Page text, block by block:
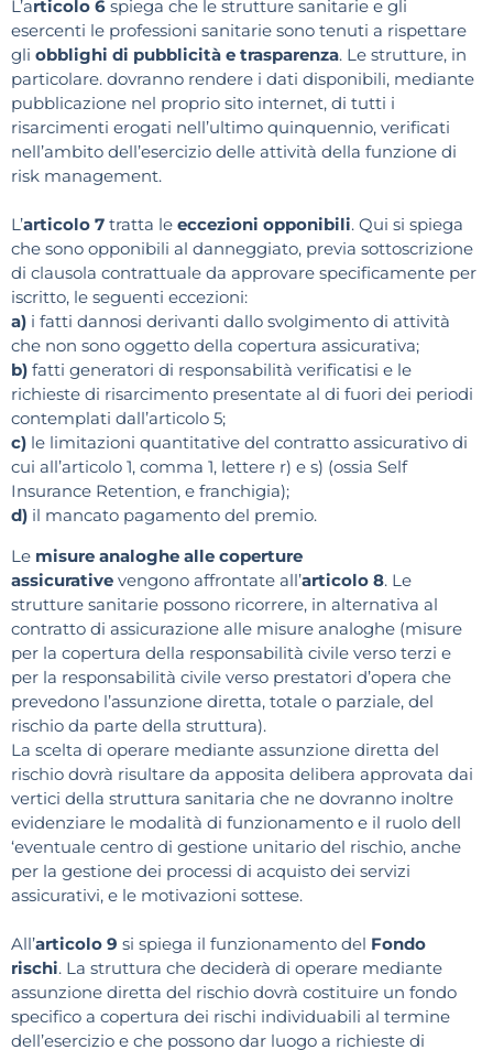
L’articolo 6 spiega che le strutture sanitarie e gli
esercenti le professioni sanitarie sono tenuti a rispettare
gli obblighi di pubblicità e trasparenza. Le strutture, in
particolare. dovranno rendere i dati disponibili, mediante
pubblicazione nel proprio sito internet, di tutti i
risarcimenti erogati nell’ultimo quinquennio, verificati
nell’ambito dell’esercizio delle attività della funzione di
risk management.
L’articolo 7 tratta le eccezioni opponibili. Qui si spiega
che sono opponibili al danneggiato, previa sottoscrizione
di clausola contrattuale da approvare specificamente per
iscritto, le seguenti eccezioni:
a) i fatti dannosi derivanti dallo svolgimento di attività
che non sono oggetto della copertura assicurativa;
b) fatti generatori di responsabilità verificatisi e le
richieste di risarcimento presentate al di fuori dei periodi
contemplati dall’articolo 5;
c) le limitazioni quantitative del contratto assicurativo di
cui all’articolo 1, comma 1, lettere r) e s) (ossia Self
Insurance Retention, e franchigia);
d) il mancato pagamento del premio.
Le misure analoghe alle coperture
assicurative vengono affrontate all’articolo 8. Le
strutture sanitarie possono ricorrere, in alternativa al
contratto di assicurazione alle misure analoghe (misure
per la copertura della responsabilità civile verso terzi e
per la responsabilità civile verso prestatori d’opera che
prevedono l’assunzione diretta, totale o parziale, del
rischio da parte della struttura).
La scelta di operare mediante assunzione diretta del
rischio dovrà risultare da apposita delibera approvata dai
vertici della struttura sanitaria che ne dovranno inoltre
evidenziare le modalità di funzionamento e il ruolo dell
‘eventuale centro di gestione unitario del rischio, anche
per la gestione dei processi di acquisto dei servizi
assicurativi, e le motivazioni sottese.
All’articolo 9 si spiega il funzionamento del Fondo
rischi. La struttura che deciderà di operare mediante
assunzione diretta del rischio dovrà costituire un fondo
specifico a copertura dei rischi individuabili al termine
dell’esercizio e che possono dar luogo a richieste di